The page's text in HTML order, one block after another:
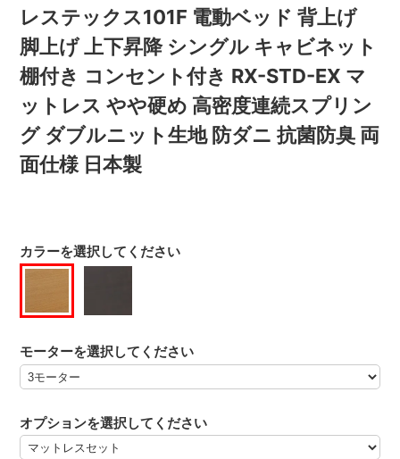
レステックス101F 電動ベッド 背上げ
脚上げ 上下昇降 シングル キャビネット
棚付き コンセント付き RX-STD-EX マ
ットレス やや硬め 高密度連続スプリン
グ ダブルニット生地 防ダニ 抗菌防臭 両
面仕様 日本製
カラーを選択してください
モーターを選択してください
オプションを選択してください